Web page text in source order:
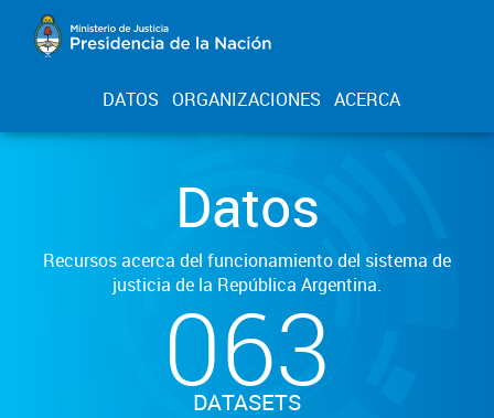
DATOS ORGANIZACIONES ACERCA
Datos
Recursos acerca del funcionamiento del sistema de
justicia de la República Argentina.
063
DATASETS